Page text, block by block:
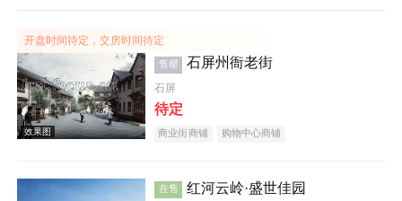
开盘时间待定，交房时间待定
售罄 石屏州衙老街
石屏
待定
商业街商铺 购物中心商铺
在售 红河云岭·盛世佳园